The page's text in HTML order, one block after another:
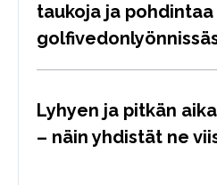
taukoja ja pohdintaa
Lyhyen ja pitkän
– näin yhdistät ne